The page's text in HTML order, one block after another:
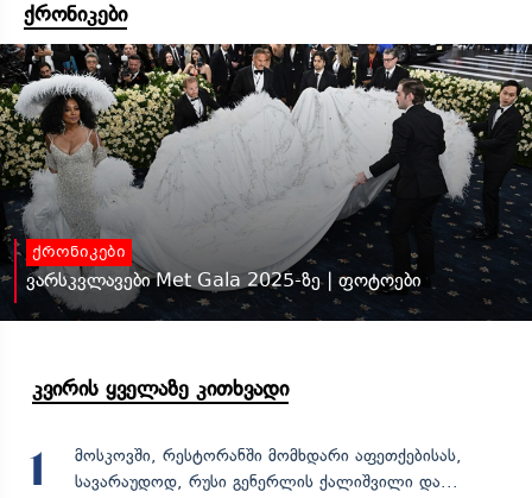
ქრონიკები
ქრონიკები
ვარსკვლავები Met Gala 2025-ზე | ფოტოები
კვირის ყველაზე კითხვადი
1
მოსკოვში, რესტორანში მომხდარი აფეთქებისას,
სავარაუდოდ, რუსი გენერლის ქალიშვილი და...